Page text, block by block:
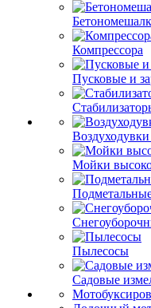
Компрессора
Пусковые и
Мойки
Пылесосы
Садовые